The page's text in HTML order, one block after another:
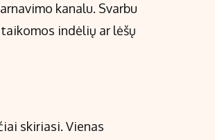
kanalu. Svarbu
indėlių ar lėšų
skiriasi. Vienas